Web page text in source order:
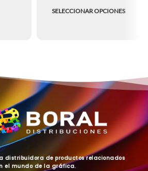
SELECCIONAR OPCIONES
distribuidora de productos relacionados
el mundo de la gráfica.